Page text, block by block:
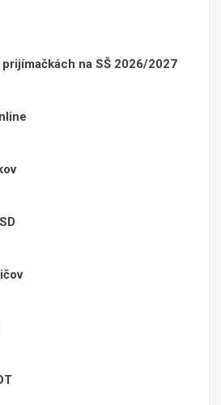
na SŠ 2026/2027